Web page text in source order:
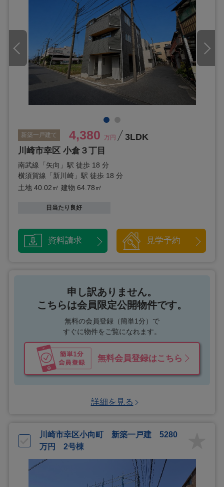
新築一戸建て 4,380 万円 3LDK
川崎市幸区 小倉３丁目
南武線「矢向」駅 徒歩 18 分
横須賀線「新川崎」駅 徒歩 18 分
土地 40.02㎡ 建物 64.78㎡
日当たり良好
資料請求 見学予約
申し訳ありません。
こちらは会員限定公開物件です。
無料の会員登録（簡単1分）で
すぐに物件をご覧になれます。
無料会員登録はこちら
詳細を見る
川崎市幸区小向町 新築一戸建 5280
万円 2号棟